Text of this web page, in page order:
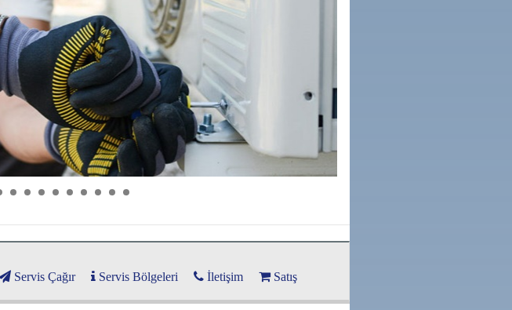
Servis Çağır Servis Bölgeleri İletişim Satış